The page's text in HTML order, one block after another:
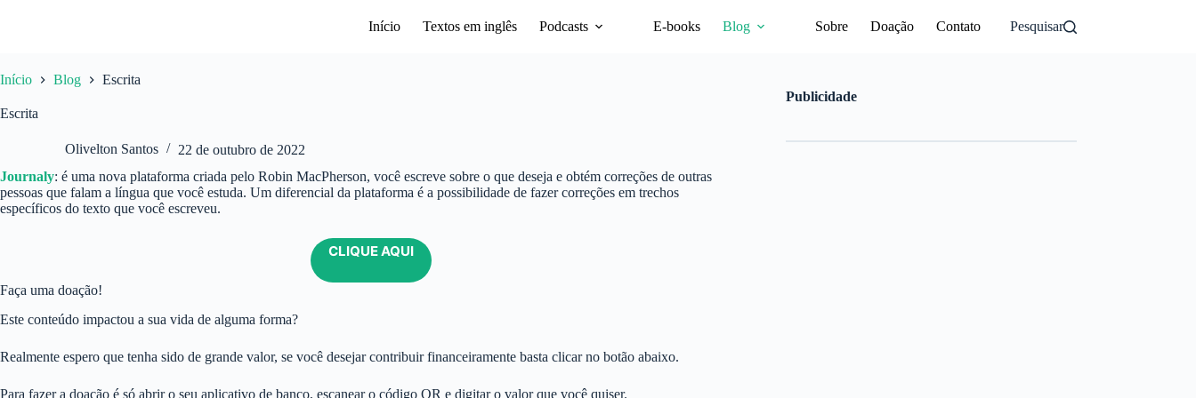
Início Textos em inglês Podcasts E-books Blog Sobre Doação Contato Pesquisar
Início Blog Escrita
Escrita
Olivelton Santos
22 de outubro de 2022
Journaly: é uma nova plataforma criada pelo Robin MacPherson, você escreve sobre o que deseja e obtém correções de outras
pessoas que falam a língua que você estuda. Um diferencial da plataforma é a possibilidade de fazer correções em trechos
específicos do texto que você escreveu.
CLIQUE AQUI
Faça uma doação!
Este conteúdo impactou a sua vida de alguma forma?
Realmente espero que tenha sido de grande valor, se você desejar contribuir financeiramente basta clicar no botão abaixo.
Para fazer a doação é só abrir o seu aplicativo de banco, escanear o código QR e digitar o valor que você quiser.
Publicidade